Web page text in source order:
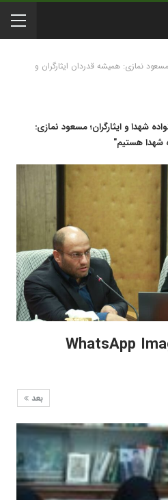
مسعود نمازی: همیشه قدردان ایثارگران و
شهدا و ایثارگران؛ مسعود نمازی:
شهدا هستیم"
WhatsApp
بعد